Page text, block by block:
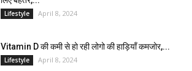
Lifestyle April 8, 2024
Vitamin D की कमी से हो रही लोगो की हाड़ियाँ कमजोर,...
Lifestyle April 8, 2024